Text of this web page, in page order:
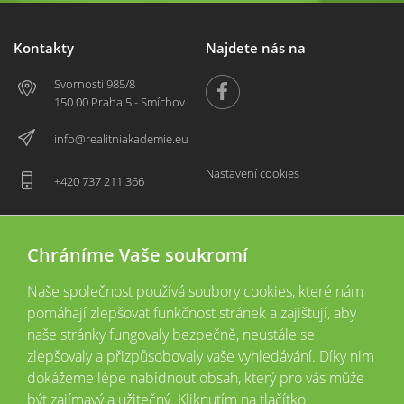
Kontakty
Svornosti 985/8
150 00 Praha 5 - Smíchov
info@realitniakademie.eu
+420 737 211 366
Najdete nás na
Nastavení cookies
2026 © CopyrightVšechna práva vyhrazena
Tyto webové stránky jsou provozovány společností Realitní akademie České
Chráníme Vaše soukromí
Naše společnost používá soubory cookies, které nám
pomáhají zlepšovat funkčnost stránek a zajištují, aby
naše stránky fungovaly bezpečně, neustále se
zlepšovaly a přizpůsobovaly vaše vyhledávání. Díky nim
dokážeme lépe nabídnout obsah, který pro vás může
být zajímavý a užitečný. Kliknutím na tlačítko